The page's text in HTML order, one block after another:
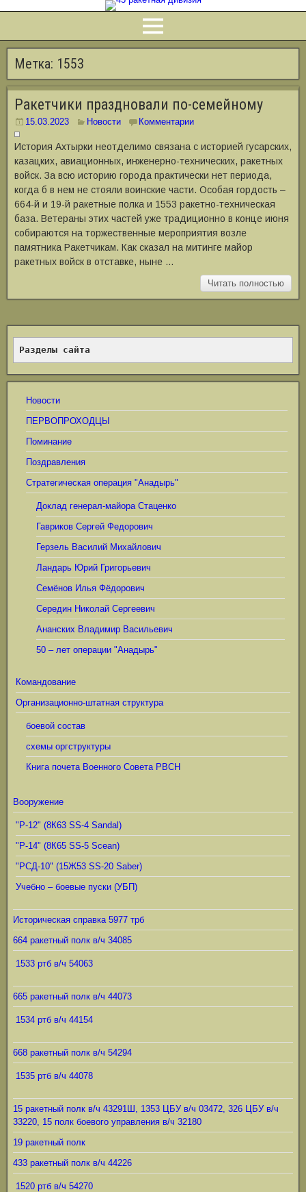
Метка: 1553
Ракетчики праздновали по-семейному
15.03.2023 Новости Комментарии
История Ахтырки неотделимо связана с историей гусарских,
казацких, авиационных, инженерно-технических, ракетных
войск. За всю историю города практически нет периода,
когда б в нем не стояли воинские части. Особая гордость –
664-й и 19-й ракетные полка и 1553 ракетно-техническая
база. Ветераны этих частей уже традиционно в конце июня
собираются на торжественные мероприятия возле
памятника Ракетчикам. Как сказал на митинге майор
ракетных войск в отставке, ныне …
Читать полностью
Разделы сайта
Новости
ПЕРВОПРОХОДЦЫ
Поминание
Поздравления
Стратегическая операция "Анадырь"
Доклад генерал-майора Стаценко
Гавриков Сергей Федорович
Герзель Василий Михайлович
Ландарь Юрий Григорьевич
Семёнов Илья Фёдорович
Середин Николай Сергеевич
Ананских Владимир Васильевич
50 – лет операции "Анадырь"
Командование
Организационно-штатная структура
боевой состав
схемы оргструктуры
Книга почета Военного Совета РВСН
Вооружение
"Р-12" (8К63 SS-4 Sandal)
"Р-14" (8К65 SS-5 Scean)
"РСД-10" (15Ж53 SS-20 Saber)
Учебно – боевые пуски (УБП)
Историческая справка 5977 трб
664 ракетный полк в/ч 34085
1533 ртб в/ч 54063
665 ракетный полк в/ч 44073
1534 ртб в/ч 44154
668 ракетный полк в/ч 54294
1535 ртб в/ч 44078
15 ракетный полк в/ч 43291Ш, 1353 ЦБУ в/ч 03472, 326 ЦБУ в/ч
33220, 15 полк боевого управления в/ч 32180
19 ракетный полк
433 ракетный полк в/ч 44226
1520 ртб в/ч 54270